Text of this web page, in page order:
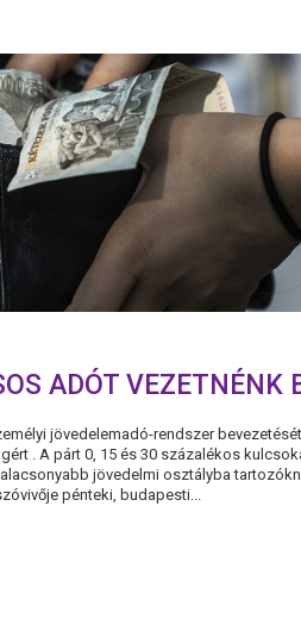
ADÓT VEZETNÉNK
jövedelemadó-rendszer
. A párt 0, 15 és 30 százalékos
jövedelmi osztályba
pénteki, budapesti...